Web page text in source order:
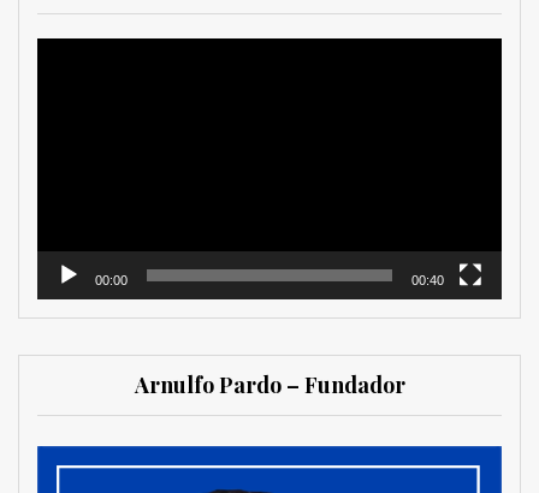
00:00 00:40
Arnulfo Pardo – Fundador